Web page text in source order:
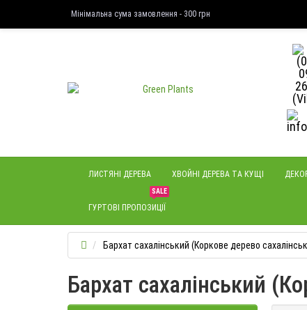
Мінімальна сума замовлення - 300 грн
ЛИСТЯНІ ДЕРЕВА ХВОЙНІ ДЕРЕВА ТА КУЩІ
SALE
ГУРТОВІ ПРОПОЗИЦІЇ
Бархат сахалінський (Коркове дерево
Бархат сахалінський